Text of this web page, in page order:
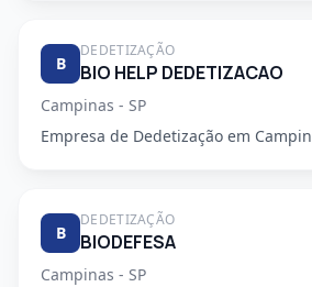
B
DEDETIZAÇÃO
BIO HELP DEDETIZACAO
Campinas - SP
Empresa de Dedetização em
B
DEDETIZAÇÃO
BIODEFESA
Campinas - SP